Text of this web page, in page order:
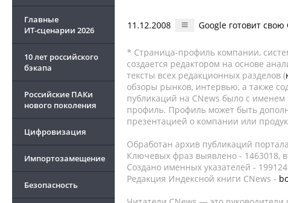
Главные
ИТ-сценарии 2026
10 лет российского
бэкапа
Российские ПАКи
нового поколения
Цифровизация
Импортозамещение
Безопасность
11.12.2008 Google готовит свою
* Страница-профиль компании,
создается редактором на основе
тексты всех редакционных разделов (
обзоры рынков, интервью, а также
публикаций на CNews было с
профиль. Профиль может быть
презентацией о компании или
Обработан архив публикаций
Ключевых фраз выявлено - 1463018,
Создано именных указателей -
Редакция Индексной книги CNews -